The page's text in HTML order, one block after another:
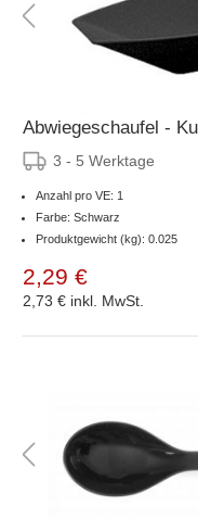
Abwiegeschaufel -
3 - 5 Werktage
Anzahl pro VE: 1
Farbe: Schwarz
Produktgewicht (kg): 0.025
2,29 €
2,73 € inkl. MwSt.